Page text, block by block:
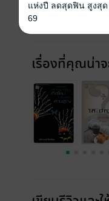
ความยาว
เรื่องที่คุณน่าจ
แห่งปี ลดสุดฟิน สูงสุด
69